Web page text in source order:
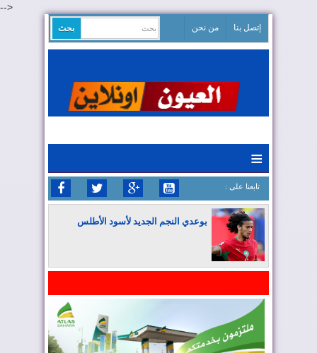
-->
إتصل بنا من نحن
≡
: تابعنا على
بوعدي النجم الجديد لأسود الأطلس
المغرب يعزز موقعه في صناعة الطيران